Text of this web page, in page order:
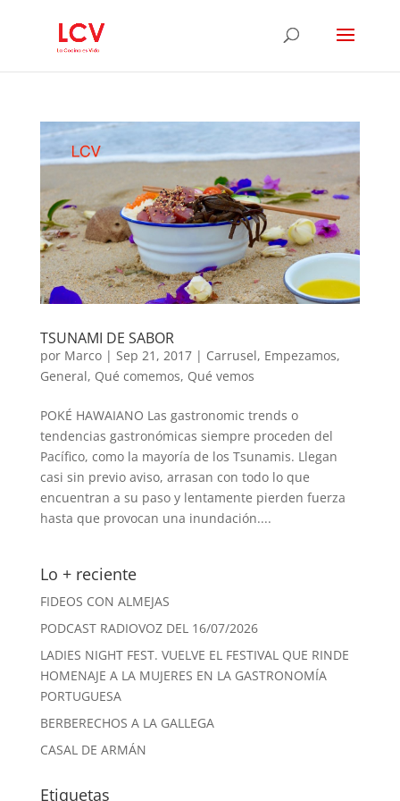
TSUNAMI DE SABOR
por Marco| Sep 21, 2017| Carrusel, Empezamos,
General, Qué comemos, Qué vemos
POKÉ HAWAIANO Las gastronomic trends o
tendencias gastronómicas siempre proceden del
Pacífico, como la mayoría de los Tsunamis. Llegan
casi sin previo aviso, arrasan con todo lo que
encuentran a su paso y lentamente pierden fuerza
hasta que provocan una inundación....
Lo + reciente
FIDEOS CON ALMEJAS
PODCAST RADIOVOZ DEL 16/07/2026
LADIES NIGHT FEST. VUELVE EL FESTIVAL QUE RINDE
HOMENAJE A LA MUJERES EN LA GASTRONOMÍA
PORTUGUESA
BERBERECHOS A LA GALLEGA
CASAL DE ARMÁN
Etiquetas